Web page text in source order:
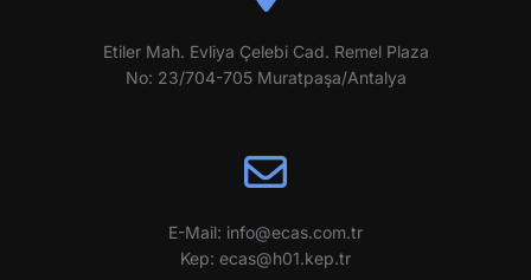
Etiler Mah. Evliya Çelebi Cad. Remel Plaza
No: 23/704-705Muratpaşa/Antalya
E-Mail: info@ecas.com.tr
Kep: ecas@h01.kep.tr